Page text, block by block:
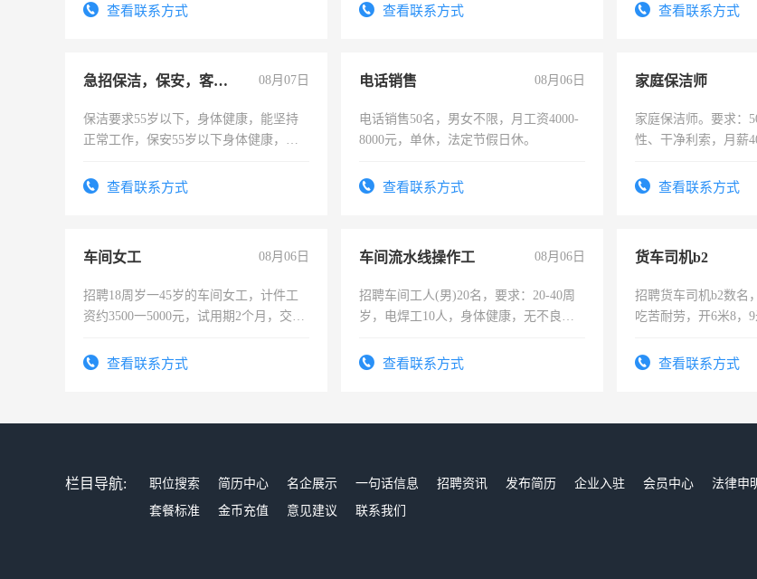
查看联系方式 查看联系方式 查看联系方式
急招保洁，保安，客服，工程 08月07日
保洁要求55岁以下，身体健康，能坚持
正常工作，保安55岁以下身体健康，有
录，客服要求45岁以下高中以上文化，
查看联系方式
电话销售 08月06日
电话销售50名，男女不限，月工资4000-
8000元，单休，法定节假日休。
查看联系方式
家庭保洁师
家庭保洁师。要求：
性、干净利索，月薪
太太等。查看联系方式
车间女工 08月06日
招聘18周岁一45岁的车间女工，计件工
资约3500一5000元，试用期2个月，交五
查看联系方式
车间流水线操作工 08月06日
招聘车间工人(男)20名，要求：20-40周
岁，电焊工10人，身体健康，无不良嗜
宿，免费发放劳保用品，两班倒，每月
查看联系方式
货车司机b2
招聘货车司机b2数名
吃苦耐劳，开6米8，
查看联系方式
栏目导航: 职位搜索 简历中心 名企展示 一句话信息 招聘资讯 发布简历 企业入驻 会员中心
法律申
套餐标准
金币充值 意见建议 联系我们